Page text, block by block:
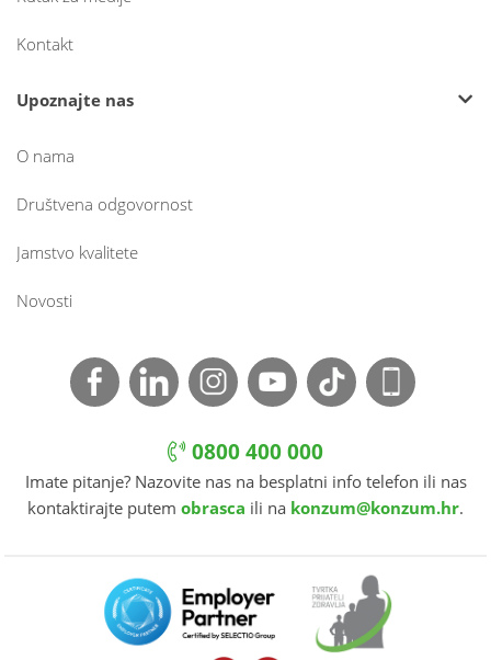
Kontakt
Upoznajte nas
O nama
Društvena odgovornost
Jamstvo kvalitete
Novosti
0800 400 000
Imate pitanje? Nazovite nas na besplatni info telefon ili nas
kontaktirajte putem obrasca ili na konzum@konzum.hr.